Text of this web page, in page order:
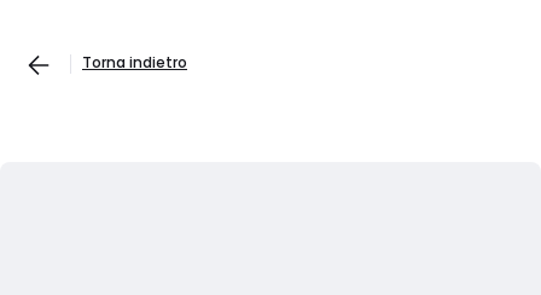
Torna indietro